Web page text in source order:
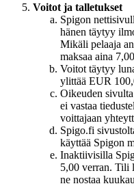
Voitot ja talletukset
Spigon
hänen täytyy
Mikäli pelaaja
maksaa aina
Voitot täytyy
ylittää EUR
Oikeuden
ei vastaa
voittajaan
Spigo.fi
käyttää Spigon
Inaktiivisilla
5,00 verran. Tili
ne nostaa